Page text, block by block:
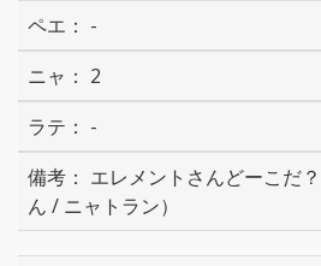
-
2
-
エレメントさんどーこだ
ん / ニャトラン）